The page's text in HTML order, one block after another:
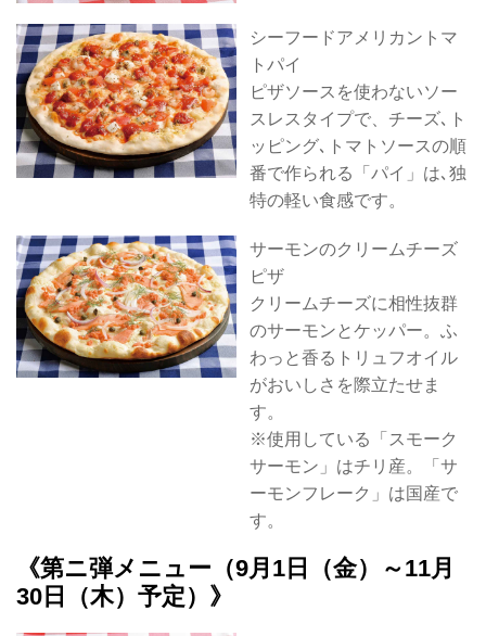
シーフードアメリカントマ
トパイ
ピザソースを使わないソー
スレスタイプで、チーズ､ト
ッピング､トマトソースの順
番で作られる「パイ」は､独
特の軽い食感です。
サーモンのクリームチーズ
ピザ
クリームチーズに相性抜群
のサーモンとケッパー。ふ
わっと香るトリュフオイル
がおいしさを際立たせま
す。
※使用している「スモーク
サーモン」はチリ産。「サ
ーモンフレーク」は国産で
す。
《第ニ弾メニュー（9月1日（金）～11月
30日（木）予定）》